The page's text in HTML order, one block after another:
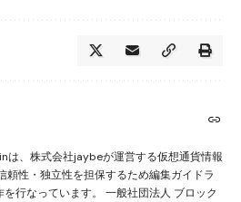
は、株式会社jaybeが運営する仮想通貨情報
頼性・独立性を担保するため編集ガイドラ
行なっています。 一般社団法人 ブロック